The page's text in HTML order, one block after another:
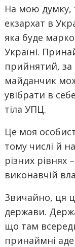
На мою думку,
екзархат в
яка буде
Україні.
прийнятий,
майданчик
увібрати в
тіла УПЦ.
Це моя
тому числі й
різних рівнях
виконавчій
Звичайно, ця
держави.
що там
принаймні